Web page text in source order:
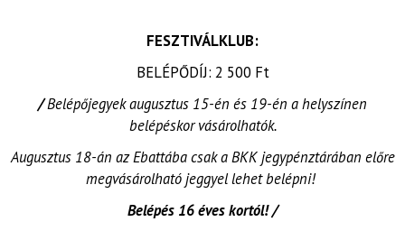
FESZTIVÁLKLUB:
BELÉPŐDÍJ: 2 500 Ft
/Belépőjegyek augusztus 15-én és 19-én a helyszínen
belépéskor vásárolhatók.
Augusztus 18-án az Ebattába csak a BKK jegypénztárában előre
megvásárolható jeggyel lehet belépni!
Belépés 16 éves kortól! /